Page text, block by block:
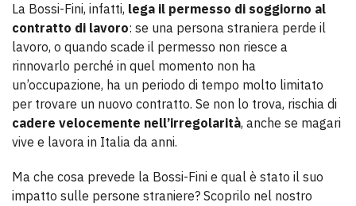
La Bossi-Fini, infatti, lega il permesso di soggiorno al
contratto di lavoro: se una persona straniera perde il
lavoro, o quando scade il permesso non riesce a
rinnovarlo perché in quel momento non ha
un’occupazione, ha un periodo di tempo molto limitato
per trovare un nuovo contratto. Se non lo trova, rischia di
cadere velocemente nell’irregolarità, anche se magari
vive e lavora in Italia da anni.
Ma che cosa prevede la Bossi-Fini e qual è stato il suo
impatto sulle persone straniere? Scoprilo nel nostro